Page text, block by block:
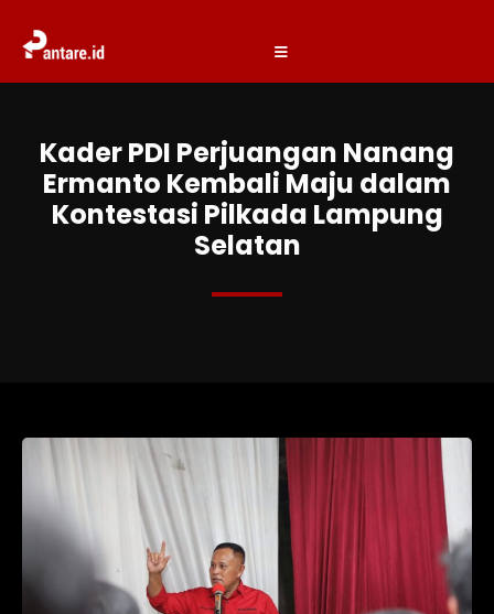
Kader PDI Perjuangan Nanang
Ermanto Kembali Maju dalam
Kontestasi Pilkada Lampung
Selatan